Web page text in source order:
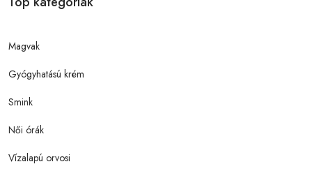
Magvak
Gyógyhatású krém
Smink
Női órák
Vízalapú orvosi